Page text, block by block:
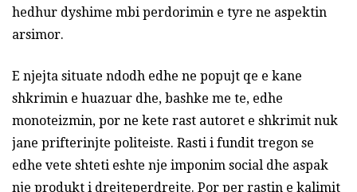
hedhur dyshime mbi perdorimin e tyre ne aspektin
arsimor.
E njejta situate ndodh edhe ne popujt qe e kane
shkrimin e huazuar dhe, bashke me te, edhe
monoteizmin, por ne kete rast autoret e shkrimit nuk
jane prifterinjte politeiste. Rasti i fundit tregon se
edhe vete shteti eshte nje imponim social dhe aspak
nje produkt i drejteperdrejte. Por per rastin e kalimit